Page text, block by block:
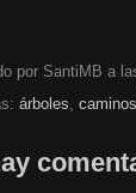
por SantiMB a
árboles, caminos